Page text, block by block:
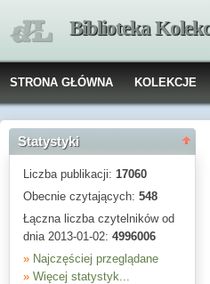
Biblioteka
STRONA GŁÓWNA KOLEKCJE
Statystyki
Liczba publikacji: 17060
Obecnie czytających: 548
Łączna liczba czytelników od
dnia 2013-01-02: 4996006
» Najczęściej przeglądane
» Więcej statystyk...